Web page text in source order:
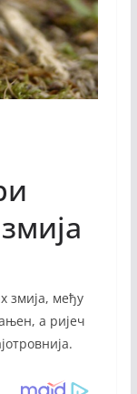
змија, међу
а ријеч